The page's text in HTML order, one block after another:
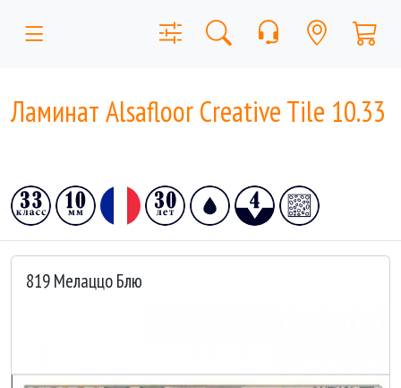
Ламинат Alsafloor Creative Tile 10.33
819 Мелаццо Блю